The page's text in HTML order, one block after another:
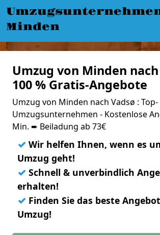
Minden
Umzug von Minden
100 % Gratis-Angebote
Umzug von Minden nach Vadsø : Top-
Umzugsunternehmen - Kostenlose
Min. ➨ Beiladung ab 73€
✓ Wir helfen Ihnen, wenn es
Umzug geht!
✓ Schnell & unverbindlich
erhalten!
✓ Finden Sie das beste
Umzug!